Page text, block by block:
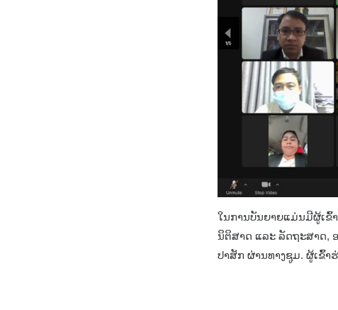
ໃນການບັນຍາຍແມ່ນມີຜູ້ເຂົ້
ນິຕິສາດ ແລະ ລັດຖະສາດ,
ປາສັກ ຜ່ານທາງຊູມ. ຜູ້ເຂົ້